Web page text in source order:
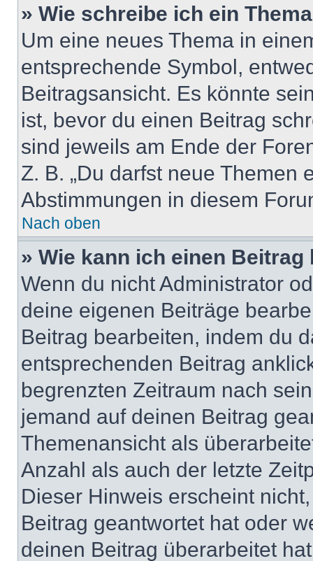
» Wie schreibe ich ein
Um eine neues Thema in
entsprechende Symbol,
Beitragsansicht. Es könnte
ist, bevor du einen Beitrag
sind jeweils am Ende der
Z. B. „Du darfst neue Themen
Abstimmungen in diesem
Nach oben
» Wie kann ich einen
Wenn du nicht Administrator
deine eigenen Beiträge
Beitrag bearbeiten, indem du
entsprechenden Beitrag
begrenzten Zeitraum nach
jemand auf deinen Beitrag
Themenansicht als
Anzahl als auch der letzte
Dieser Hinweis erscheint
Beitrag geantwortet hat oder
deinen Beitrag überarbeitet